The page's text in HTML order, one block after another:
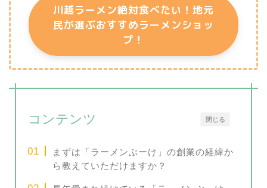
川越ラーメン絶対食べたい！地元
民が選ぶおすすめラーメンショッ
プ！
閉じる
コンテンツ
まずは「ラーメンぶーけ」の創業の経緯か
ら教えていただけますか？